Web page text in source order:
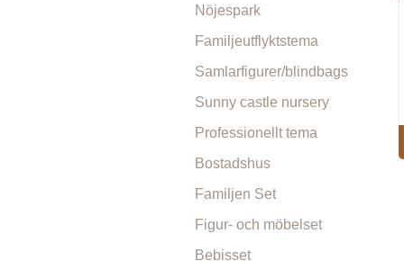
Nöjespark
Familjeutflyktstema
Samlarfigurer/blindbags
Sunny castle nursery
Professionellt tema
Bostadshus
Familjen Set
Figur- och möbelset
Bebisset